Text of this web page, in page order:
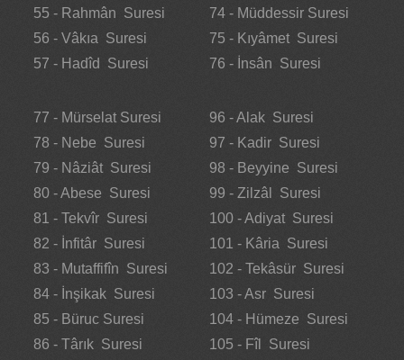
55 - Rahmân Suresi
56 - Vâkıa Suresi
57 - Hadîd Suresi
74 - Müddessir Suresi
75 - Kıyâmet Suresi
76 - İnsân Suresi
77 - Mürselat Suresi
78 - Nebe Suresi
79 - Nâziât Suresi
80 - Abese Suresi
81 - Tekvîr Suresi
82 - İnfitâr Suresi
83 - Mutaffifîn Suresi
84 - İnşikak Suresi
85 - Büruc Suresi
86 - Târık Suresi
96 - Alak Suresi
97 - Kadir Suresi
98 - Beyyine Suresi
99 - Zilzâl Suresi
100 - Adiyat Suresi
101 - Kâria Suresi
102 - Tekâsür Suresi
103 - Asr Suresi
104 - Hümeze Suresi
105 - Fîl Suresi